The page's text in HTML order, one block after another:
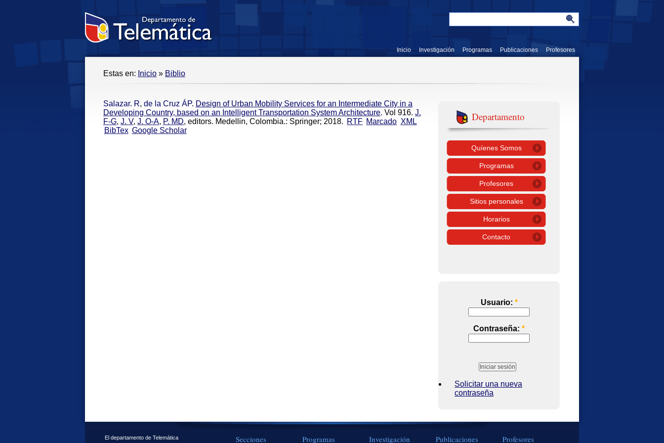
Inicio Investigación Programas Publicaciones Profesores
Estas en: Inicio » Biblio
Salazar. R, de la Cruz ÁP. Design of Urban Mobility Services for an Intermediate City in a
Developing Country, based on an Intelligent Transportation System Architecture. Vol 916. J.
F-G, J. V, J. O-A, P. MD, editors. Medellin, Colombia.: Springer; 2018. RTF Marcado XML
BibTex Google Scholar
Departamento
Quíenes Somos
Programas
Profesores
Sitios personales
Horarios
Contacto
Usuario: *
Contraseña: *
Solicitar una nueva
contraseña
El departamento de Telemática
Secciones Programas Investigación Publicaciones Profesores